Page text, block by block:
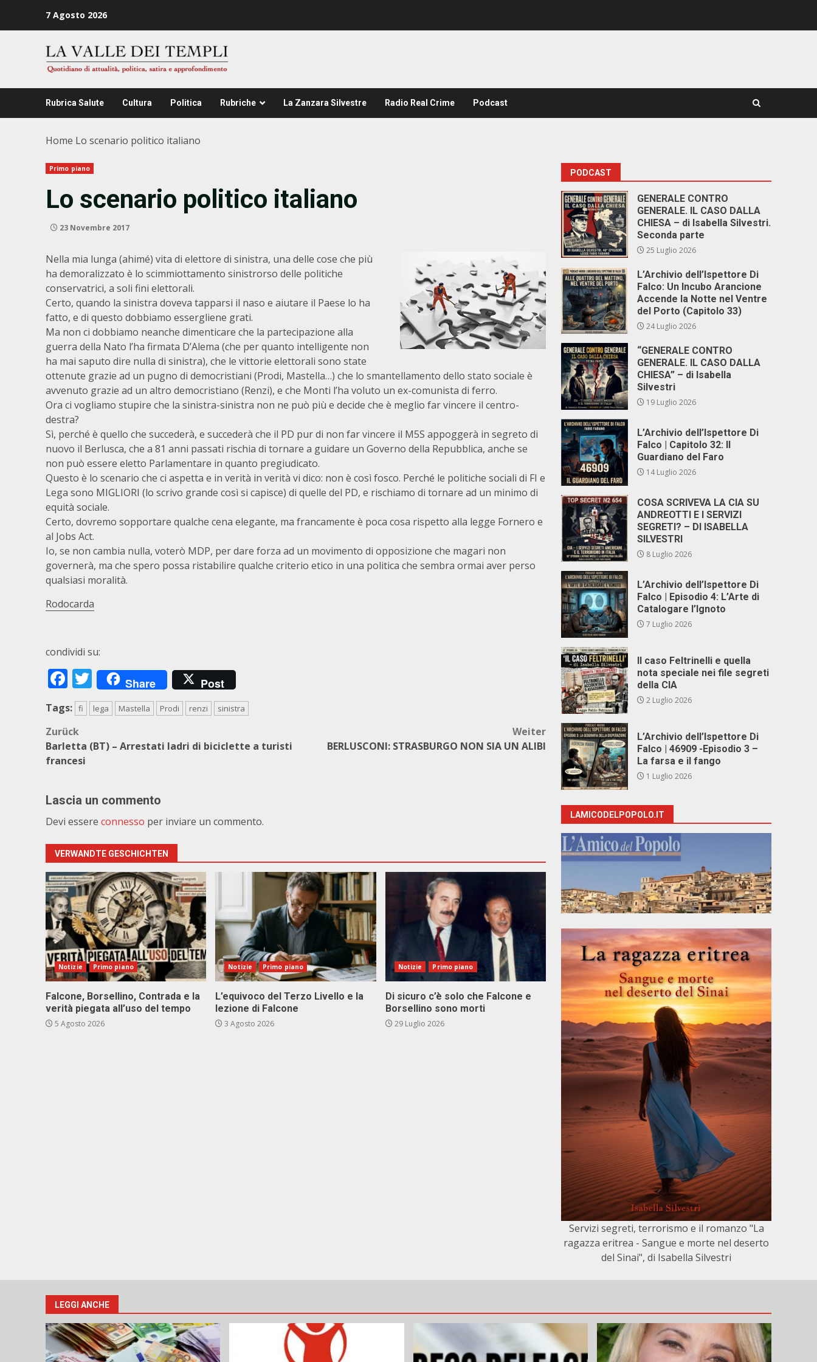
7 Agosto 2026
Rubrica Salute Cultura Politica Rubriche La Zanzara Silvestre Radio Real Crime Podcast
Home Lo scenario politico italiano
Primo piano
Lo scenario politico italiano
23 Novembre 2017
Nella mia lunga (ahimé) vita di elettore di sinistra, una delle cose che più
ha demoralizzato è lo scimmiottamento sinistrorso delle politiche
conservatrici, a soli fini elettorali.
Certo, quando la sinistra doveva tapparsi il naso e aiutare il Paese lo ha
fatto, e di questo dobbiamo essergliene grati.
Ma non ci dobbiamo neanche dimenticare che la partecipazione alla
guerra della Nato l’ha firmata D’Alema (che per quanto intelligente non
ha mai saputo dire nulla di sinistra), che le vittorie elettorali sono state
ottenute grazie ad un pugno di democristiani (Prodi, Mastella…) che lo smantellamento dello stato sociale è
avvenuto grazie ad un altro democristiano (Renzi), e che Monti l’ha voluto un ex-comunista di ferro.
Ora ci vogliamo stupire che la sinistra-sinistra non ne può più e decide che è meglio far vincere il centro-
destra?
Sì, perché è quello che succederà, e succederà che il PD pur di non far vincere il M5S appoggerà in segreto di
nuovo il Berlusca, che a 81 anni passati rischia di tornare a guidare un Governo della Repubblica, anche se
non può essere eletto Parlamentare in quanto pregiudicato.
Questo è lo scenario che ci aspetta e in verità in verità vi dico: non è così fosco. Perché le politiche sociali di FI e
Lega sono MIGLIORI (lo scrivo grande così si capisce) di quelle del PD, e rischiamo di tornare ad un minimo di
equità sociale.
Certo, dovremo sopportare qualche cena elegante, ma francamente è poca cosa rispetto alla legge Fornero e
al Jobs Act.
Io, se non cambia nulla, voterò MDP, per dare forza ad un movimento di opposizione che magari non
governerà, ma che spero possa ristabilire qualche criterio etico in una politica che sembra ormai aver perso
qualsiasi moralità.
Rodocarda
condividi su:
Facebook
Twitter
Share Post
Tags: fi lega Mastella Prodi renzi sinistra
Beitragsnavigation
Zurück
Barletta (BT) – Arrestati ladri di biciclette a turisti
francesi
Weiter
BERLUSCONI: STRASBURGO NON SIA UN ALIBI
Lascia un commento
Devi essere connesso per inviare un commento.
VERWANDTE GESCHICHTEN
Notizie Primo piano
Falcone, Borsellino, Contrada e la
verità piegata all’uso del tempo
5 Agosto 2026
Notizie Primo piano
L’equivoco del Terzo Livello e la
lezione di Falcone
3 Agosto 2026
Notizie Primo piano
Di sicuro c’è solo che Falcone e
Borsellino sono morti
29 Luglio 2026
PODCAST
GENERALE CONTRO
GENERALE. IL CASO DALLA
CHIESA – di Isabella Silvestri.
Seconda parte
25 Luglio 2026
L’Archivio dell’Ispettore Di
Falco: Un Incubo Arancione
Accende la Notte nel Ventre
del Porto (Capitolo 33)
24 Luglio 2026
“GENERALE CONTRO
GENERALE. IL CASO DALLA
CHIESA” – di Isabella
Silvestri
19 Luglio 2026
L’Archivio dell’Ispettore Di
Falco | Capitolo 32: Il
Guardiano del Faro
14 Luglio 2026
COSA SCRIVEVA LA CIA SU
ANDREOTTI E I SERVIZI
SEGRETI? – DI ISABELLA
SILVESTRI
8 Luglio 2026
L’Archivio dell’Ispettore Di
Falco | Episodio 4: L’Arte di
Catalogare l’Ignoto
7 Luglio 2026
Il caso Feltrinelli e quella
nota speciale nei file segreti
della CIA
2 Luglio 2026
L’Archivio dell’Ispettore Di
Falco | 46909 -Episodio 3 –
La farsa e il fango
1 Luglio 2026
LAMICODELPOPOLO.IT
Servizi segreti, terrorismo e il romanzo "La
ragazza eritrea - Sangue e morte nel deserto
del Sinai", di Isabella Silvestri
LEGGI ANCHE